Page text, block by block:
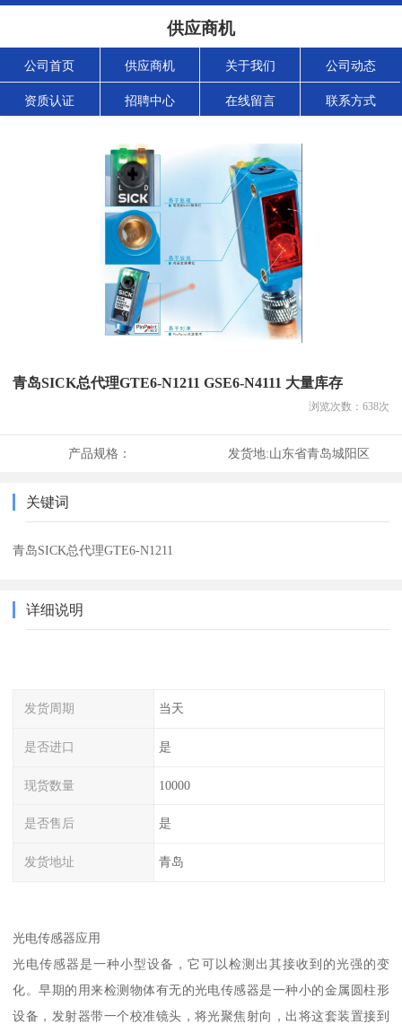
供应商机
公司首页 供应商机 关于我们 公司动态
资质认证 招聘中心 在线留言 联系方式
青岛SICK总代理GTE6-N1211 GSE6-N4111 大量库存
浏览次数： 638次
产品规格： 发货地:山东省青岛城阳区
关键词
青岛SICK总代理GTE6-N1211
详细说明
发货周期 当天
是否进口 是
现货数量 10000
是否售后 是
发货地址 青岛
光电传感器应用
光电传感器是一种小型设备，它可以检测出其接收到的光强的变
化。早期的用来检测物体有无的光电传感器是一种小的金属圆柱形
设备，发射器带一个校准镜头，将光聚焦射向，出将这套装置接到